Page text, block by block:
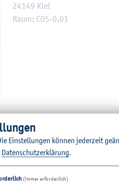
24149 Kiel
Raum: C05-0.01
Ein­stel­lun­gen kön­nen je­der­zeit
Da­ten­schut­z­er­klä­rung.
(immer erforderlich)